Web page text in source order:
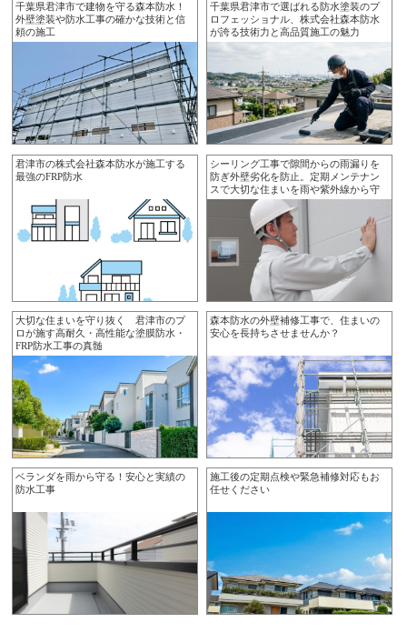
千葉県君津市で建物を守る森本防水！
外壁塗装や防水工事の確かな技術と信
頼の施工
千葉県君津市で選ばれる防水塗装のプ
ロフェッショナル、株式会社森本防水
が誇る技術力と高品質施工の魅力
君津市の株式会社森本防水が施工する
最強のFRP防水
シーリング工事で隙間からの雨漏りを
防ぎ外壁劣化を防止。定期メンテナン
スで大切な住まいを雨や紫外線から守
り安心を。
大切な住まいを守り抜く 君津市のプ
ロが施す高耐久・高性能な塗膜防水・
FRP防水工事の真髄
森本防水の外壁補修工事で、住まいの
安心を長持ちさせませんか？
ベランダを雨から守る！安心と実績の
防水工事
施工後の定期点検や緊急補修対応もお
任せください